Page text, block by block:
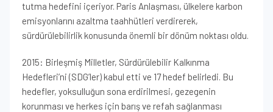
tutma hedefini içeriyor. Paris Anlaşması, ülkelere karbon
emisyonlarını azaltma taahhütleri verdirerek,
sürdürülebilirlik konusunda önemli bir dönüm noktası oldu.
2015: Birleşmiş Milletler, Sürdürülebilir Kalkınma
Hedefleri’ni (SDG’ler) kabul etti ve 17 hedef belirledi. Bu
hedefler, yoksulluğun sona erdirilmesi, gezegenin
korunması ve herkes için barış ve refah sağlanması